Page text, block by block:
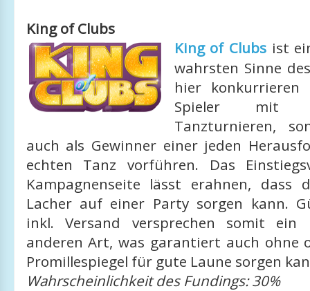
King of Clubs
King of Clubs ist
wahrsten Sinne
hier
Spieler mit
Tanzturnieren,
auch als Gewinner einer jeden
echten Tanz vorführen. Das
Kampagnenseite lässt erahnen, dass
Lacher auf einer Party sorgen kann.
inkl. Versand versprechen somit ein
anderen Art, was garantiert auch ohne
Promillespiegel für gute Laune sorgen
Wahrscheinlichkeit des Fundings: 30%